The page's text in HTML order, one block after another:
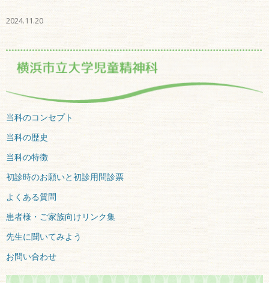
2024.11.20
当科のコンセプト
当科の歴史
当科の特徴
初診時のお願いと初診用問診票
よくある質問
患者様・ご家族向けリンク集
先生に聞いてみよう
お問い合わせ